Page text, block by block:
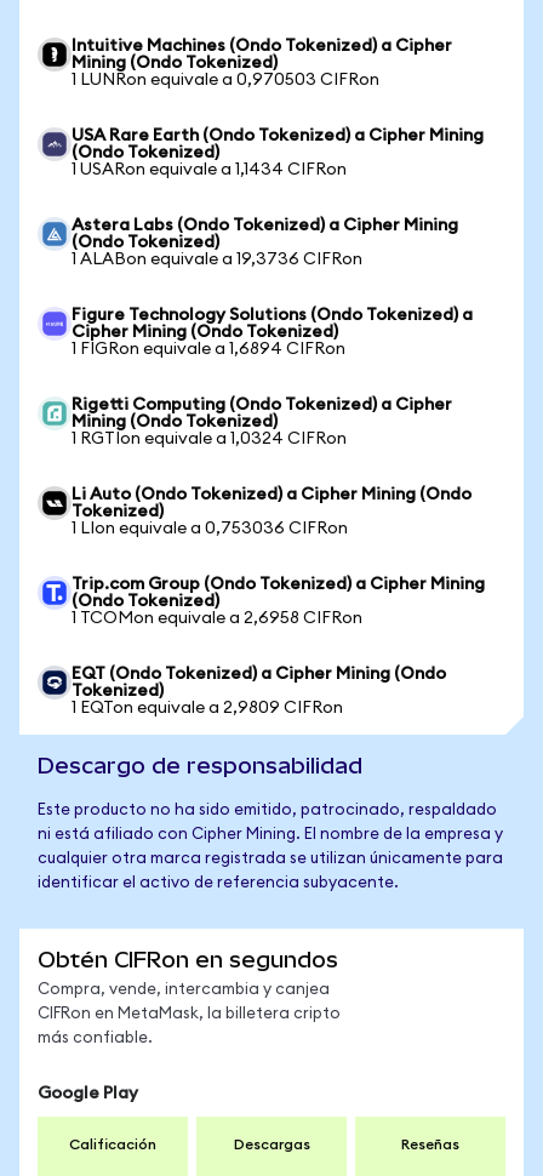
Intuitive Machines (Ondo Tokenized) a Cipher
Mining (Ondo Tokenized)
1 LUNRon equivale a 0,970503 CIFRon
USA Rare Earth (Ondo Tokenized) a Cipher Mining
(Ondo Tokenized)
1 USARon equivale a 1,1434 CIFRon
Astera Labs (Ondo Tokenized) a Cipher Mining
(Ondo Tokenized)
1 ALABon equivale a 19,3736 CIFRon
Figure Technology Solutions (Ondo Tokenized) a
Cipher Mining (Ondo Tokenized)
1 FIGRon equivale a 1,6894 CIFRon
Rigetti Computing (Ondo Tokenized) a Cipher
Mining (Ondo Tokenized)
1 RGTIon equivale a 1,0324 CIFRon
Li Auto (Ondo Tokenized) a Cipher Mining (Ondo
Tokenized)
1 LIon equivale a 0,753036 CIFRon
Trip.com Group (Ondo Tokenized) a Cipher Mining
(Ondo Tokenized)
1 TCOMon equivale a 2,6958 CIFRon
EQT (Ondo Tokenized) a Cipher Mining (Ondo
Tokenized)
1 EQTon equivale a 2,9809 CIFRon
Descargo de responsabilidad
Este producto no ha sido emitido, patrocinado, respaldado
ni está afiliado con Cipher Mining. El nombre de la empresa y
cualquier otra marca registrada se utilizan únicamente para
identificar el activo de referencia subyacente.
Obtén CIFRon en segundos
Compra, vende, intercambia y canjea
CIFRon en MetaMask, la billetera cripto
más confiable.
Google Play
Calificación Descargas Reseñas